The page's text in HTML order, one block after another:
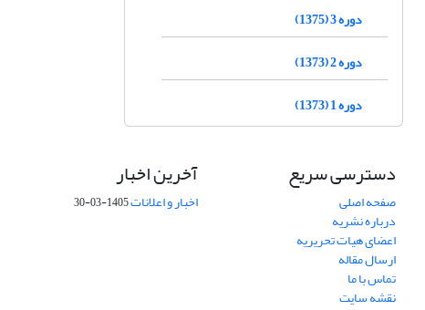
دوره 3 (1375)
دوره 2 (1373)
دوره 1 (1373)
دسترسی سریع
صفحه اصلی
درباره نشریه
اعضای هیات تحریریه
ارسال مقاله
تماس با ما
نقشه سایت
آخرین اخبار
اخبار و اعلانات1405-03-30